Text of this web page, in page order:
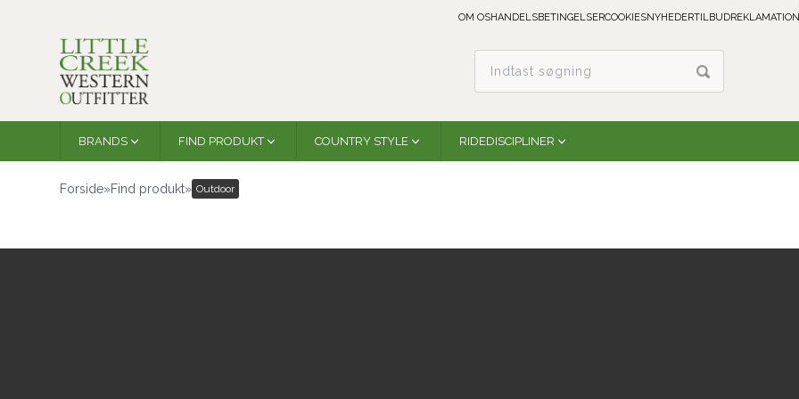
OM OSHANDELSBETINGELSERCOOKIESNYHEDERTILBUD
BRANDS FIND PRODUKT COUNTRY STYLE RIDEDISCIPLINER
Forside»Find produkt» Outdoor